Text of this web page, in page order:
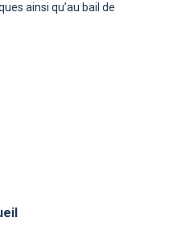
ainsi qu’au bail de